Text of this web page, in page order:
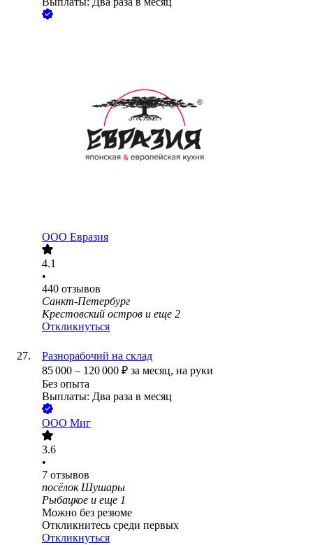
ООО Евразия
4.1
•
440 отзывов
Санкт-Петербург
Крестовский остров и еще 2
Откликнуться
Разнорабочий на склад
85 000 – 120 000 ₽ за месяц, на руки
Без опыта
Выплаты: Два раза в месяц
ООО Миг
3.6
•
7 отзывов
посёлок Шушары
Рыбацкое и еще 1
Можно без резюме
Откликнитесь среди первых
Откликнуться